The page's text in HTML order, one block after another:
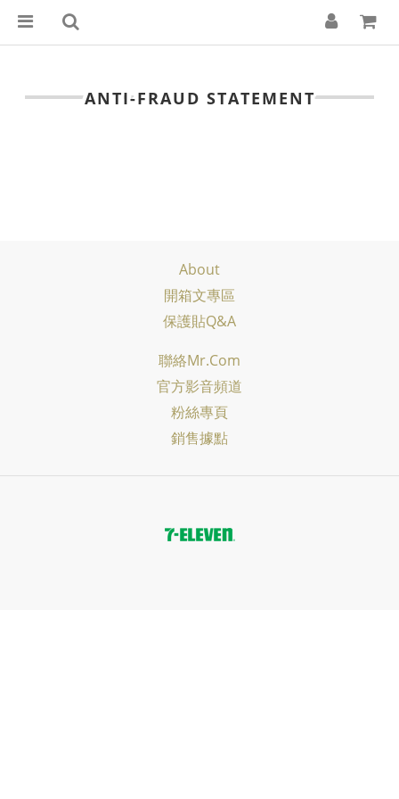
ANTI-FRAUD STATEMENT
About
開箱文專區
保護貼Q&A
聯絡Mr.com
官方影音頻道
粉絲專頁
銷售據點